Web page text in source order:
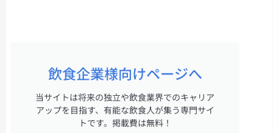
飲食企業様向けページへ
当サイトは将来の独立や飲食業界でのキャリア
アップを目指す、有能な飲食人が集う専門サイ
トです。掲載費は無料！